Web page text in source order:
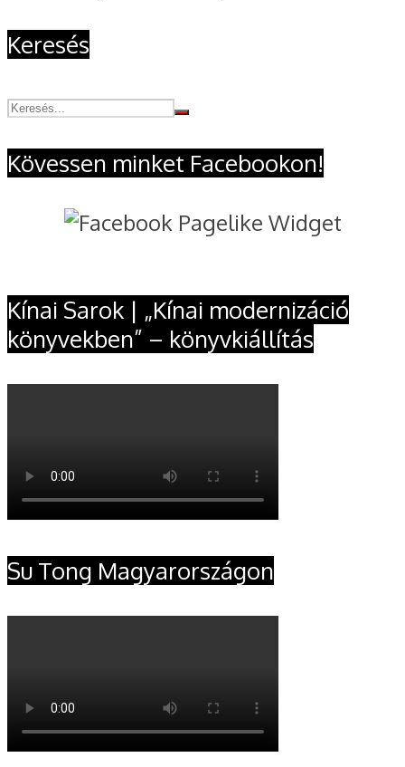
Keresés
Kövessen minket Facebookon!
Kínai Sarok | „Kínai modernizáció
könyvekben” – könyvkiállítás
Su Tong Magyarországon